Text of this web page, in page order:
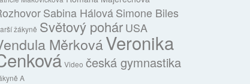
Sabina HálováSimone Biles
žákyně Světový pohárUSA
MěrkováVeronika
Video česká gymnastika
A